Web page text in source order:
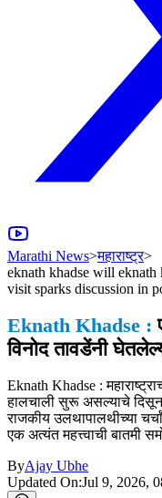
Marathi News>महाराष्ट्र>
eknath khadse will
visit sparks discussion in
Eknath Khadse :
विनोद तावडेंनी
Eknath Khadse :
हालचाली सुरू असल्याचे दिसून
राजकीय उलथापालथीच्या
एक अत्यंत महत्त्वाची बातमी
ByAjay Ubhe
Updated On:Jul 9, 2026,